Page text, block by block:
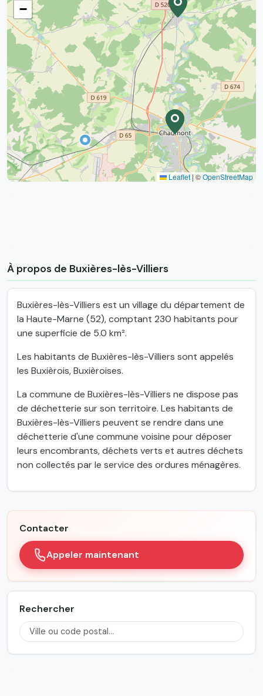
−
Leaflet |©OpenStreetMap
À propos de Buxières-lès-Villiers
Buxières-lès-Villiers est un village du département de
la Haute-Marne (52), comptant 230 habitants pour
une superficie de 5.0 km².
Les habitants de Buxières-lès-Villiers sont appelés
les Buxièrois, Buxièroises.
La commune de Buxières-lès-Villiers ne dispose pas
de déchetterie sur son territoire. Les habitants de
Buxières-lès-Villiers peuvent se rendre dans une
déchetterie d'une commune voisine pour déposer
leurs encombrants, déchets verts et autres déchets
non collectés par le service des ordures ménagères.
Contacter
Appeler maintenant
Rechercher